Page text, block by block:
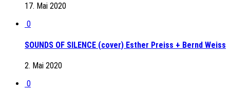
17. Mai 2020
0
SOUNDS OF SILENCE (cover) Esther Preiss + Bernd Weiss
2. Mai 2020
0